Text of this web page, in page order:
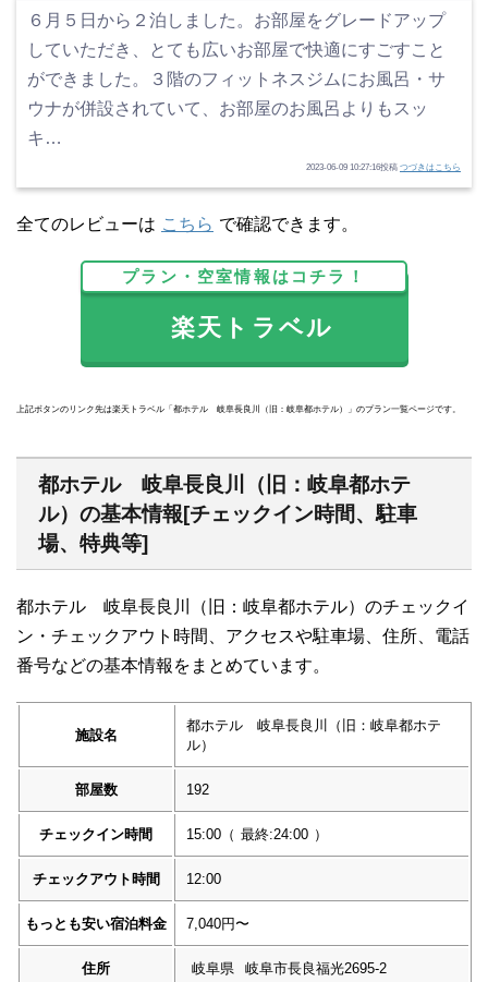
６月５日から２泊しました。お部屋をグレードアップ
していただき、とても広いお部屋で快適にすごすこと
ができました。３階のフィットネスジムにお風呂・サ
ウナが併設されていて、お部屋のお風呂よりもスッ
キ…
2023-06-09 10:27:16投稿 つづきはこちら
全てのレビューは こちら で確認できます。
プラン・空室情報はコチラ！
楽天トラベル
上記ボタンのリンク先は楽天トラベル「都ホテル 岐阜長良川（旧：岐阜都ホテル）」のプラン一覧ページです。
都ホテル 岐阜長良川（旧：岐阜都ホテ
ル）の基本情報[チェックイン時間、駐車
場、特典等]
都ホテル 岐阜長良川（旧：岐阜都ホテル）のチェックイ
ン・チェックアウト時間、アクセスや駐車場、住所、電話
番号などの基本情報をまとめています。
施設名
都ホテル 岐阜長良川（旧：岐阜都ホテ
ル）
部屋数 192
チェックイン時間 15:00 （ 最終:24:00 ）
チェックアウト時間 12:00
もっとも安い宿泊料金 7,040円〜
住所 岐阜県 岐阜市長良福光2695-2